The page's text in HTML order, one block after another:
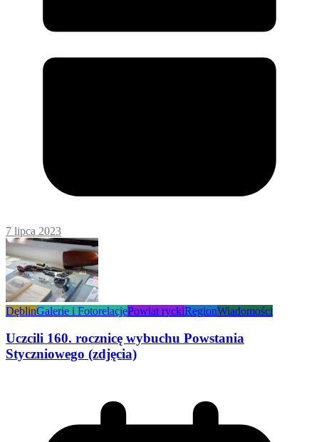
7 lipca 2023
DęblinGalerie i FotorelacjePowiat ryckiRegionWiadomości
Uczcili 160. rocznicę wybuchu Powstania
Styczniowego (zdjęcia)